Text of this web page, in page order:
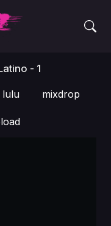
- 1
lulu mixdrop